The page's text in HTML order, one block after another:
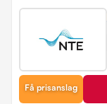
Få prisanslag